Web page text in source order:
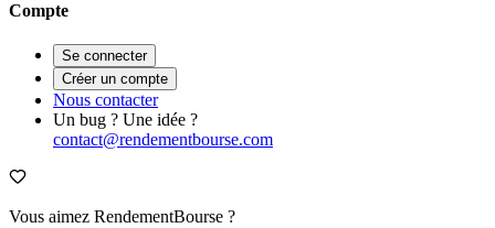
Compte
Se connecter
Créer un compte
Nous contacter
Un bug ? Une idée ?
contact@rendementbourse.com
Vous aimez RendementBourse ?